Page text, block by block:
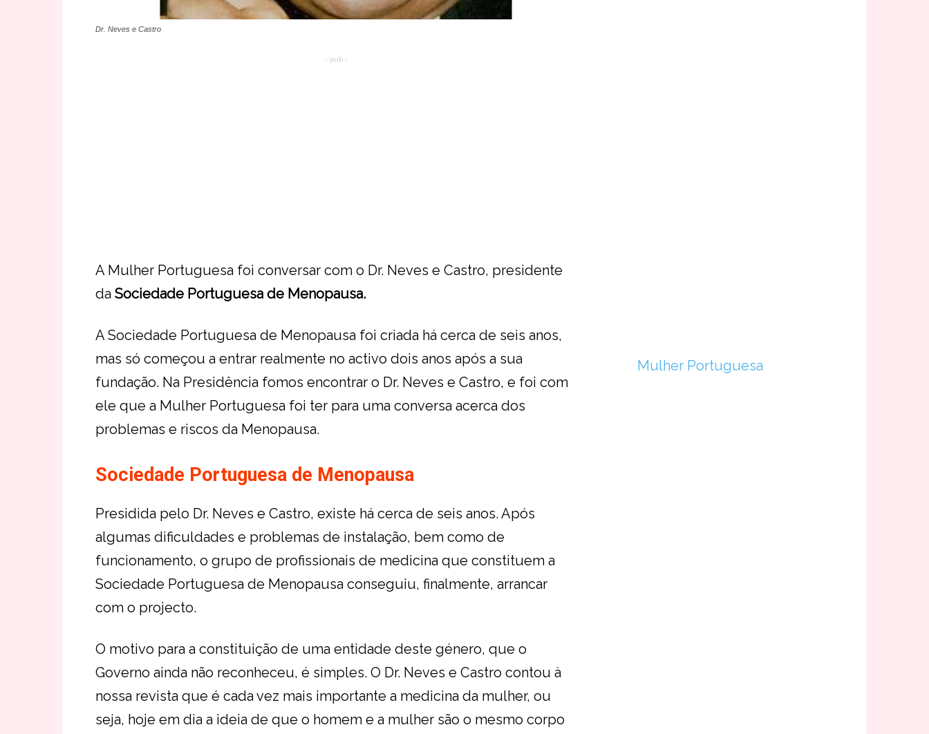
Dr. Neves e Castro
- pub -
A Mulher Portuguesa foi conversar com o Dr. Neves e Castro, presidente
da Sociedade Portuguesa de Menopausa.
A Sociedade Portuguesa de Menopausa foi criada há cerca de seis anos,
mas só começou a entrar realmente no activo dois anos após a sua
fundação. Na Presidência fomos encontrar o Dr. Neves e Castro, e foi com
ele que a Mulher Portuguesa foi ter para uma conversa acerca dos
problemas e riscos da Menopausa.
Sociedade Portuguesa de Menopausa
Presidida pelo Dr. Neves e Castro, existe há cerca de seis anos. Após
algumas dificuldades e problemas de instalação, bem como de
funcionamento, o grupo de profissionais de medicina que constituem a
Sociedade Portuguesa de Menopausa conseguiu, finalmente, arrancar
com o projecto.
O motivo para a constituição de uma entidade deste género, que o
Governo ainda não reconheceu, é simples. O Dr. Neves e Castro contou à
nossa revista que é cada vez mais importante a medicina da mulher, ou
seja, hoje em dia a ideia de que o homem e a mulher são o mesmo corpo
Mulher Portuguesa